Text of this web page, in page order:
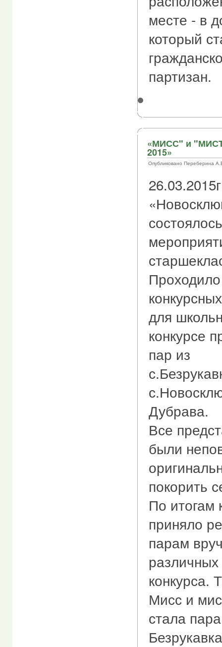
месте - в
который
партизан.
«МИСС" и
2015»
Опубликовано Переберина
для
конкурсе
пар из
Дубрава.
Все
были
покорить
По итогам
приняло
парам
конкурса.
Мисс и
стала